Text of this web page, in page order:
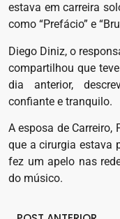
estava em carreira
como “Prefácio” e
Diego Diniz, o
compartilhou que
dia anterior,
confiante e tranquilo.
A esposa de Carreiro,
que a cirurgia estava
fez um apelo nas
do músico.